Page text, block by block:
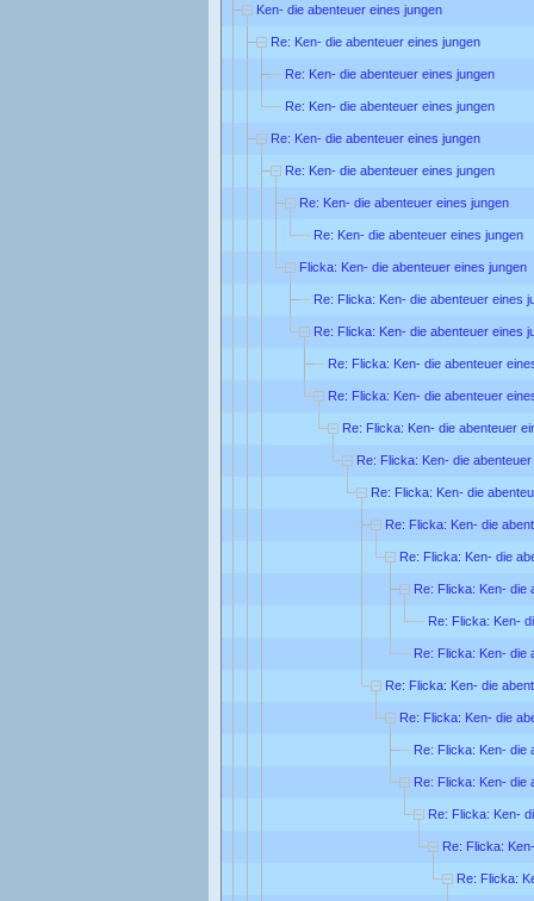
Ken- die abenteuer eines jungen
Re: Ken- die abenteuer eines jungen
Re: Ken- die abenteuer eines jungen
Re: Ken- die abenteuer eines jungen
Re: Ken- die abenteuer eines jungen
Re: Ken- die abenteuer eines jungen
Re: Ken- die abenteuer eines jungen
Re: Ken- die abenteuer eines jungen
Flicka: Ken- die abenteuer eines jungen
Re: Flicka: Ken- die abenteuer eines
Re: Flicka: Ken- die abenteuer eines
Re: Flicka: Ken- die abenteuer
Re: Flicka: Ken- die abenteuer
Re: Flicka: Ken- die abenteuer
Re: Flicka: Ken- die
Re: Flicka: Ken- die
Re: Flicka: Ken- die
Re: Flicka: Ken- die
Re: Flicka: Ken- die
Re: Flicka: Ken-
Re: Flicka: Ken- die
Re: Flicka: Ken- die
Re: Flicka: Ken- die
Re: Flicka: Ken- die
Re: Flicka: Ken- die
Re: Flicka: Ken-
Re: Flicka:
Re: Flicka: